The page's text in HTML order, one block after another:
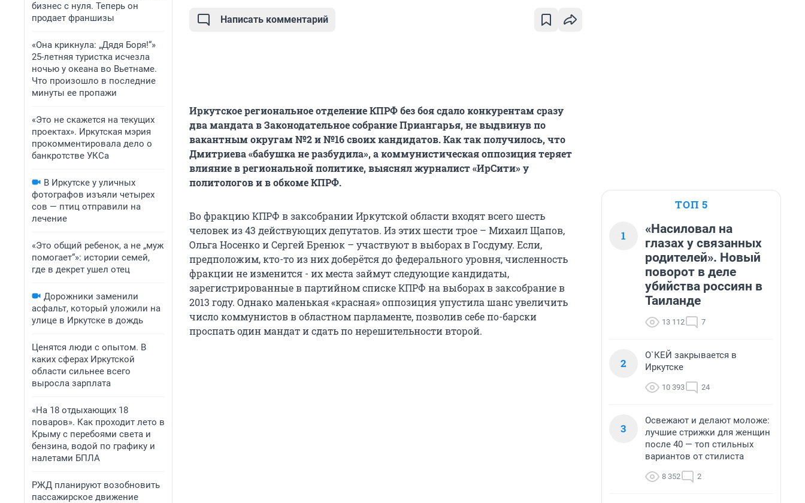
бизнес с нуля. Теперь он
продает франшизы
«Она крикнула: „Дядя Боря!“»
25-летняя туристка исчезла
ночью у океана во Вьетнаме.
Что произошло в последние
минуты ее пропажи
«Это не скажется на текущих
проектах». Иркутская мэрия
прокомментировала дело о
банкротстве УКСа
В Иркутске у уличных
фотографов изъяли четырех
сов — птиц отправили на
лечение
«Это общий ребенок, а не „муж
помогает“»: истории семей,
где в декрет ушел отец
Дорожники заменили
асфальт, который уложили на
улице в Иркутске в дождь
Ценятся люди с опытом. В
каких сферах Иркутской
области сильнее всего
выросла зарплата
«На 18 отдыхающих 18
поваров». Как проходит лето в
Крыму с перебоями света и
бензина, водой по графику и
налетами БПЛА
РЖД планируют возобновить
пассажирское движение
Написать комментарий
Иркутское региональное отделение КПРФ без боя сдало конкурентам сразу
два мандата в Законодательное собрание Приангарья, не выдвинув по
вакантным округам №2 и №16 своих кандидатов. Как так получилось, что
Дмитриева «бабушка не разбудила», а коммунистическая оппозиция теряет
влияние в региональной политике, выяснял журналист «ИрСити» у
политологов и в обкоме КПРФ.
Во фракцию КПРФ в заксобрании Иркутской области входят всего шесть
человек из 43 действующих депутатов. Из этих шести трое – Михаил Щапов,
Ольга Носенко и Сергей Бренюк – участвуют в выборах в Госдуму. Если,
предположим, кто-то из них доберётся до федерального уровня, численность
фракции не изменится - их места займут следующие кандидаты,
зарегистрированные в партийном списке КПРФ на выборах в заксобрание в
2013 году. Однако маленькая «красная» оппозиция упустила шанс увеличить
число коммунистов в областном парламенте, позволив себе по-барски
проспать один мандат и сдать по нерешительности второй.
ТОП 5
1
«Насиловал на
глазах у связанных
родителей». Новый
поворот в деле
убийства россиян в
Таиланде
13 112 7
2
О`КЕЙ закрывается в
Иркутске
10 393 24
3
Освежают и делают моложе:
лучшие стрижки для женщин
после 40 — топ стильных
вариантов от стилиста
8 352 2